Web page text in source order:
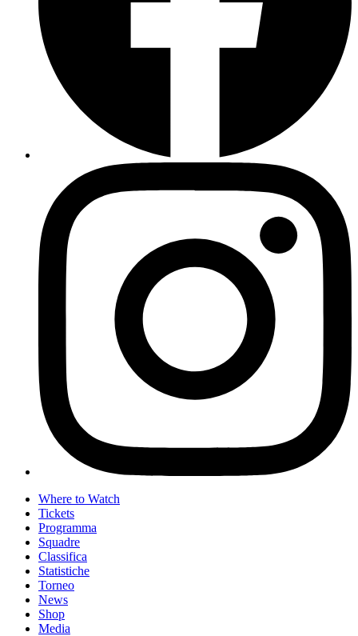
Where to Watch
Tickets
Programma
Squadre
Classifica
Statistiche
Torneo
News
Shop
Media